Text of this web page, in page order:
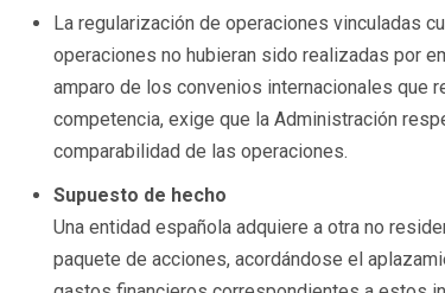
La regularización de operaciones vinculadas
operaciones no hubieran sido realizadas por
amparo de los convenios internacionales que
competencia, exige que la Administración
comparabilidad de las operaciones.
Supuesto de hecho
Una entidad española adquiere a otra no
paquete de acciones, acordándose el